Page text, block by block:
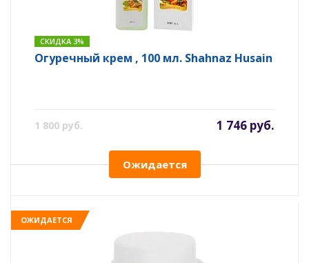
СКИДКА 3%
Огуречный крем , 100 мл. Shahnaz Husain
1 800 руб. 1 746 руб.
Ожидается
ОЖИДАЕТСЯ